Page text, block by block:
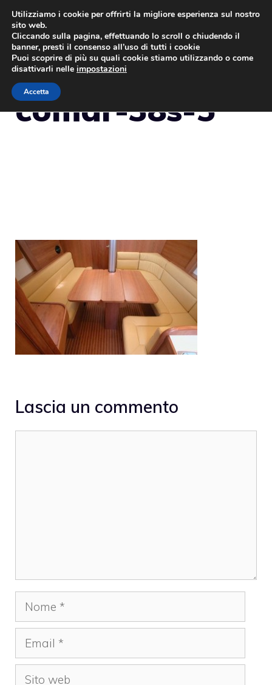
Vai
contenuto
comar-38s-5
Lascia un commento
Nome
Email
Sito
Utilizziamo i cookie per offrirti la migliore esperienza sul nostro
sito web.
Cliccando sulla pagina, effettuando lo scroll o chiudendo il
banner, presti il consenso all’uso di tutti i cookie
Puoi scoprire di più su quali cookie stiamo utilizzando o come
disattivarli nelle impostazioni
Accetta